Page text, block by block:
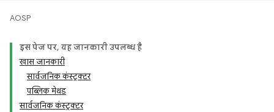
AOSP
इस पेज पर, यह जानकारी उपलब्ध है
खास जानकारी
सार्वजनिक कंस्ट्रक्टर
पब्लिक मेथड
सार्वजनिक कंस्ट्रक्टर